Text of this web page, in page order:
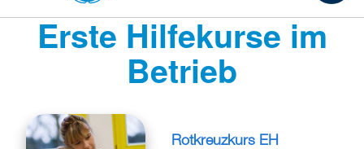
Erste Hilfekurse im
Betrieb
Rotkreuzkurs EH